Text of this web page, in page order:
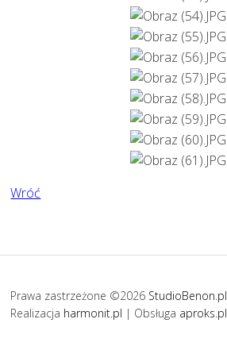
Wróć
Prawa zastrzeżone ©2026 StudioBenon.pl
Realizacja harmonit.pl | Obsługa aproks.pl